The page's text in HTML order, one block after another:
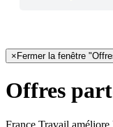
×Fermer la fenêtre
Offres
France Travail améliore